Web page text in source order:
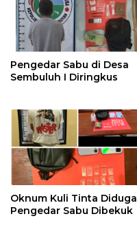
Pengedar Sabu di Desa
Sembuluh I Diringkus
Oknum Kuli Tinta Diduga
Pengedar Sabu Dibekuk